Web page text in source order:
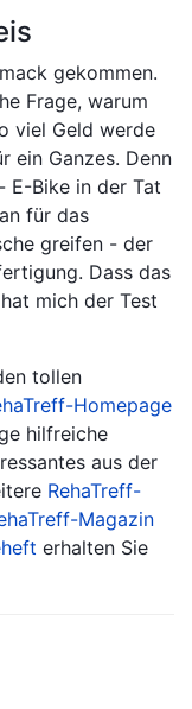
gekommen.
Frage, warum
viel Geld werde
ein Ganzes. Denn
E-Bike in der Tat
für das
greifen - der
Dass das
mich der Test
tollen
Homepage
hilfreiche
aus der
RehaTreff-
Magazin
erhalten Sie